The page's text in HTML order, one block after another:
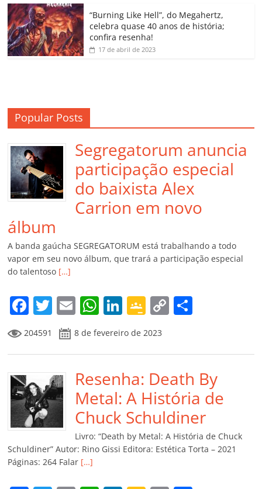
o
m
“Burning Like Hell”, do Megahertz,
celebra quase 40 anos de história;
confira resenha!
17 de abril de 2023
Popular Posts
Segregatorum anuncia
participação especial
do baixista Alex
Carrion em novo
álbum
A banda gaúcha SEGREGATORUM está trabalhando a todo
vapor em seu novo álbum, que trará a participação especial
do talentoso […]
F
a
c
e
b
o
o
k
T
w
itt
er
E
m
ai
l
W
at
s
A
p
p
Li
k
e
dI
n
G
o
o
gl
e
Cl
a
ss
ro
C
y
Li
n
k
p
ar
til
h
ar
204591 8 de fevereiro de 2023
Resenha: Death By
Metal: A História de
Chuck Schuldiner
Livro: “Death by Metal: A História de Chuck
Schuldiner” Autor: Rino Gissi Editora: Estética Torta – 2021
Páginas: 264 Falar […]